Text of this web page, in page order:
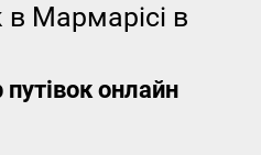
Мармарісі в
онлайн